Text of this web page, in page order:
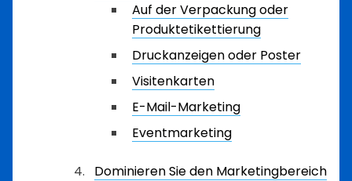
Auf der Verpackung oder
Produktetikettierung
Druckanzeigen oder Poster
Visitenkarten
E-Mail-Marketing
Eventmarketing
Dominieren Sie den Marketingbereich